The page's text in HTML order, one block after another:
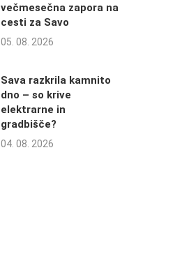
večmesečna zapora na
cesti za Savo
05. 08. 2026
Sava razkrila kamnito
dno – so krive
elektrarne in
gradbišče?
04. 08. 2026